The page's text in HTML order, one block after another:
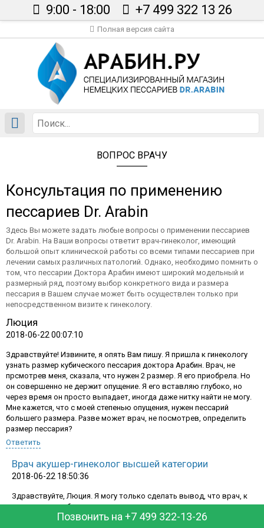
Каталог
Сертификаты
Вопрос врачу
Контакты
В корзине пусто
График работы:
пн-пт: 10.00-18.00, сб-вс: выходной
+7 499 322 13 26
Заказать обратный звонок
9:00 - 18:00 +7 499 322 13 26
Полная версия сайта
ВОПРОС ВРАЧУ
Консультация по применению
пессариев Dr. Arabin
Здесь Вы можете задать любые вопросы о применении пессариев
Dr. Arabin. На Ваши вопросы ответит врач-гинеколог, имеющий
большой опыт клинической работы со всеми типами пессариев при
лечении самых различных патологий. Однако, необходимо помнить о
том, что пессарии Доктора Арабин имеют широкий модельный и
размерный ряд, поэтому выбор конкретного вида и размера
пессария в Вашем случае может быть осуществлен только при
непосредственном визите к гинекологу.
Люция
2018-06-22 00:07:10
Здравствуйте! Извините, я опять Вам пишу. Я пришла к гинекологу
узнать размер кубического пессария доктора Арабин. Врач, не
прсмотрев меня, сказала, что нужен 2 размер. Я его приобрела. Но
он совершенно не держит опущение. Я его вставляю глубоко, но
через время он просто выпадает, иногда даже нитку найти не могу.
Мне кажется, что с моей степенью опущения, нужен пессарий
большего размера. Разве может врач, не посмотрев, определить
размер пессария?
Ответить
Врач акушер-гинеколог высшей категории
2018-06-22 18:50:36
Здравствуйте, Люция. Я могу только сделать вывод, что врач, к
которому вы обратились некомпетентен в этом вопросе.
Определить размер пессария можно только после осмотра с
Позвонить на +7 499 322-13-26